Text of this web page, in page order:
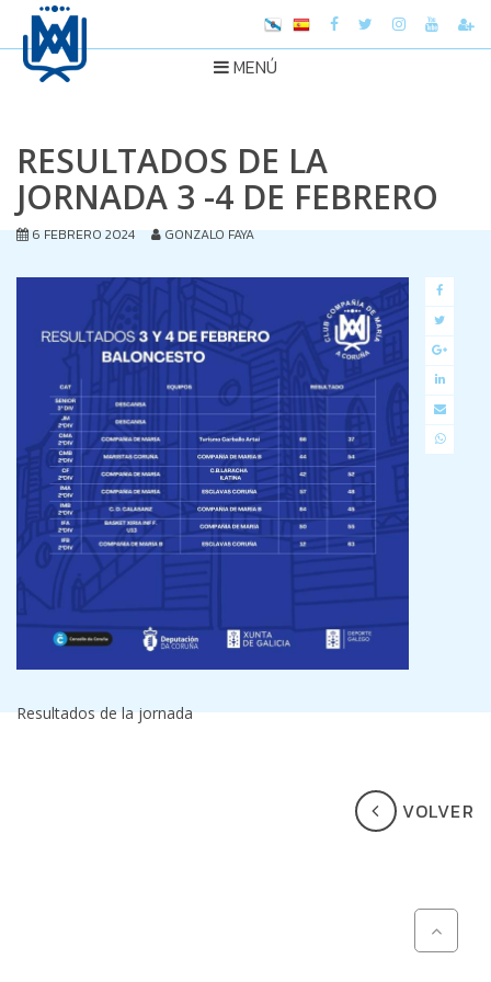
MENÚ
RESULTADOS DE LA
JORNADA 3 -4 DE FEBRERO
6 FEBRERO 2024 GONZALO FAYA
Resultados de la jornada
VOLVER